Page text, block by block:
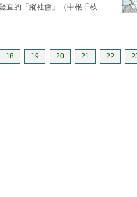
直的「縱社會」（中根千枝
18 19 20 21 22